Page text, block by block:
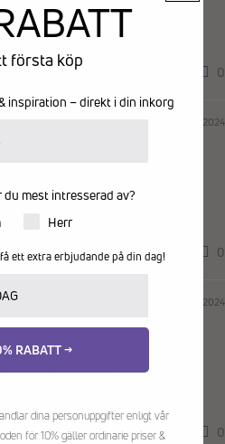
och jätte bra. Jag är mycket nöjd.
0
25/12/2024
0
15/11/2024
kan känna mig lite säkrare med
0
första köp
inspiration – direkt i din inkorg
mest intresserad av?
för dam eller herr
Herr
ett extra erbjudande på din dag!
RABATT →
dina personuppgifter enligt vår
för 10% gäller ordinarie priser &